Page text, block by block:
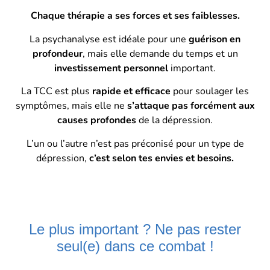
Chaque thérapie a ses forces et ses faiblesses.
La psychanalyse est idéale pour une guérison en
profondeur, mais elle demande du temps et un
investissement personnel important.
La TCC est plus rapide et efficace pour soulager les
symptômes, mais elle ne s’attaque pas forcément aux
causes profondesde la dépression.
L’un ou l’autre n’est pas préconisé pour un type de
dépression, c’est selon tes envies et besoins.
Le plus important ? Ne pas rester
seul(e) dans ce combat !